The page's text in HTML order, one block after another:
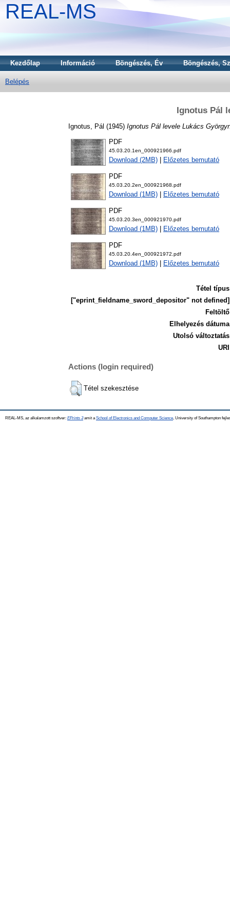
REAL-MS
Kezdőlap Információ Böngészés, Év Böngészés,
Belépés
Ignotus Pál
Ignotus, Pál (1945) Ignotus Pál levele Lukács
PDF
45.03.20.1en_000921966.pdf
Download (2MB) Előzetes bemutató
PDF
45.03.20.2en_000921968.pdf
Download (1MB) Előzetes bemutató
PDF
45.03.20.3en_000921970.pdf
Download (1MB) Előzetes bemutató
PDF
45.03.20.4en_000921972.pdf
Download (1MB) Előzetes bemutató
Tétel
["eprint_fieldname_sword_depositor" not
Elhelyezés
Utolsó
Actions (login required)
Tétel szekesztése
REAL-MS, az alkalamzott szoftver: EPrints 3amit a School of Electronics and Computer Science , University of Southampton